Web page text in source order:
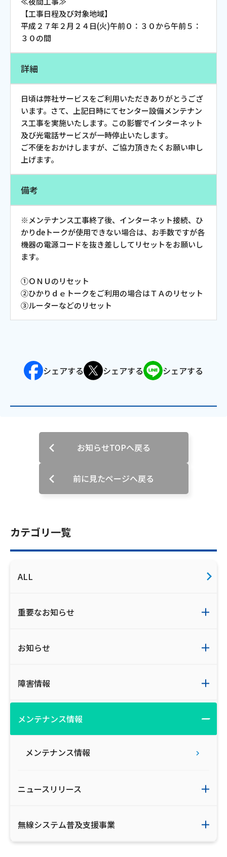
Webメール
おトクなプラン
パンフレット・チラシ
会社案内
お知らせ
サイトマップ
ウェブサイトのご利用について
放送基準
安全・安心マーク
放送番組審議会議事録
広告掲載のご案内
カテゴリ一覧
ALL
重要なお知らせ
お知らせ
障害情報
メンテナンス情報
メンテナンス情報
ニュースリリース
無線システム普及支援事業
【工事日程及び対象地域】
平成２７年２月２４日(火)午前０：３０から午前５：
３０の間
詳細
日頃は弊社サービスをご利用いただきありがとうござ
います。さて、上記日時にてセンター設備メンテナン
ス工事を実施いたします。この影響でインターネット
及び光電話サービスが一時停止いたします。
ご不便をおかけしますが、ご協力頂きたくお願い申し
上げます。
備考
※メンテナンス工事終了後、インターネット接続、ひ
かりdeトークが使用できない場合は、お手数ですが各
機器の電源コードを抜き差ししてリセットをお願いし
ます。
①ＯＮＵのリセット
②ひかりｄｅトークをご利用の場合はＴＡのリセット
③ルーターなどのリセット
シェアする シェアする シェアする
お知らせTOPへ戻る
前に見たページへ戻る